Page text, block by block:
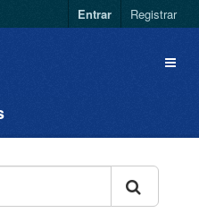
Entrar Registrar